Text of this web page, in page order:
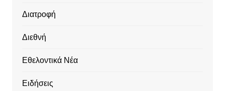
Διατροφή
Διεθνή
Εθελοντικά Νέα
Ειδήσεις